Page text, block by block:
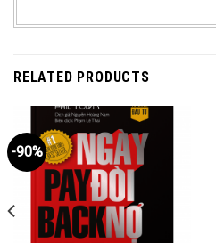
RELATED PRODUCTS
-90%